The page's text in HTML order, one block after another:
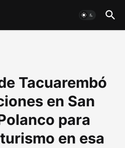
Tacuarembó
en San
para
en esa